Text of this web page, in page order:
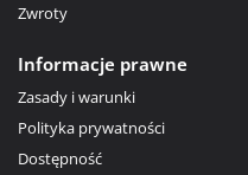
Zwroty
Informacje prawne
Zasady i warunki
Polityka prywatności
Dostępność